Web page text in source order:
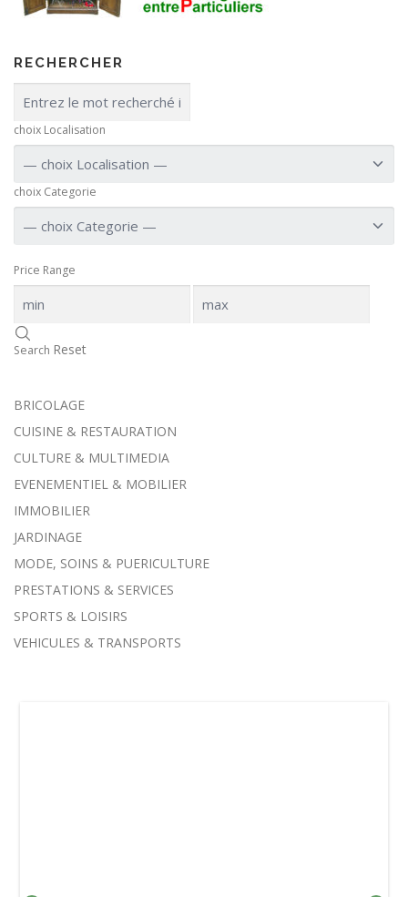
RECHERCHER
choix Localisation
choix Categorie
Price Range
Search Reset
BRICOLAGE
CUISINE & RESTAURATION
CULTURE & MULTIMEDIA
EVENEMENTIEL & MOBILIER
IMMOBILIER
JARDINAGE
MODE, SOINS & PUERICULTURE
PRESTATIONS & SERVICES
SPORTS & LOISIRS
VEHICULES & TRANSPORTS